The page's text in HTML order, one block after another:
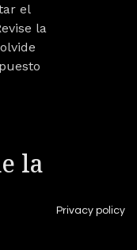
el
la
la
Privacy policy